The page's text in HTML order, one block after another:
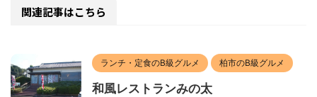
関連記事はこちら
ランチ・定食のB級グルメ 柏市のB級グルメ
和風レストランみの太